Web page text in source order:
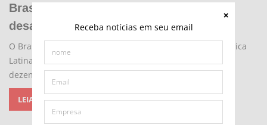
Receba notícias em seu email
Brasil: evolução, estrutura de risco e
desafios
O Brasil tem uma das maiores redes portuárias da América
Latina, com mais de 40 portos públicos organizados e
dezenas de terminais de uso privado
LEIA MAIS...